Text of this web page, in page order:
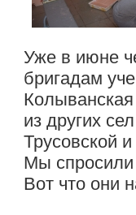
Уже в июне
бригадам
из других
Трусовской
Мы спросили
Вот что они